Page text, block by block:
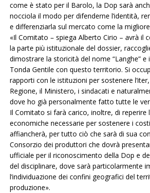
come è stato per il Barolo, la Dop sarà
nocciola il modo per difenderne l’identità,
e differenziarla sul mercato come la
«Il Comitato – spiega Alberto Cirio – avrà il
la parte più istituzionale del dossier,
dimostrare la storicità del nome “Langhe” e
Tonda Gentile con questo territorio. Si
rapporti con le istituzioni per sostenere
Regione, il Ministero, i sindacati e
dove ho già personalmente fatto tutte le
Il Comitato si farà carico, inoltre, di reperire
economiche necessarie per sostenere i
affiancherà, per tutto ciò che sarà di sua
Consorzio dei produttori che dovrà
ufficiale per il riconoscimento della Dop e
del disciplinare, dove sarà particolarmente
l’individuazione dei confini geografici del
produzione».